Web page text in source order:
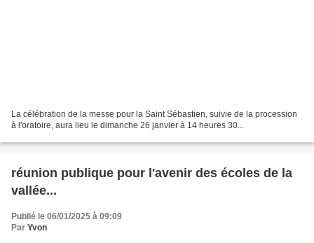
La célébration de la messe pour la Saint Sébastien, suivie de la procession
à l'oratoire, aura lieu le dimanche 26 janvier à 14 heures 30...
réunion publique pour l'avenir des écoles de la
vallée...
Publié le 06/01/2025 à 09:09
Par Yvon